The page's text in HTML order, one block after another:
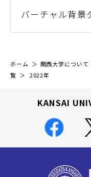
バーチャル背景
ホーム 関西大学について
覧
2022年
KANSAI